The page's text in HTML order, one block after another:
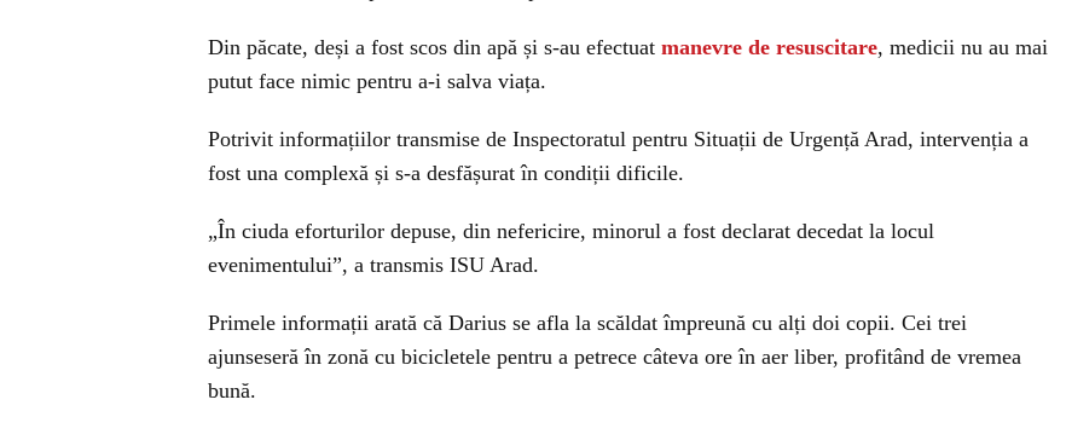
Din păcate, deși a fost scos din apă și s-au efectuat manevre de resuscitare, medicii nu au mai
putut face nimic pentru a-i salva viața.
Potrivit informațiilor transmise de Inspectoratul pentru Situații de Urgență Arad, intervenția a
fost una complexă și s-a desfășurat în condiții dificile.
„În ciuda eforturilor depuse, din nefericire, minorul a fost declarat decedat la locul
evenimentului”, a transmis ISU Arad.
Primele informații arată că Darius se afla la scăldat împreună cu alți doi copii. Cei trei
ajunseseră în zonă cu bicicletele pentru a petrece câteva ore în aer liber, profitând de vremea
bună.